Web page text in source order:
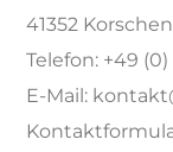
41352
Telefon: +49 (0)
E-Mail: